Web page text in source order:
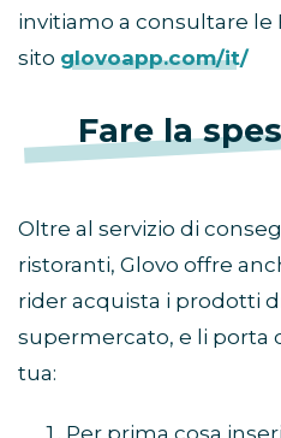
invitiamo a consultare le
sito glovoapp.com/it/
Fare la
Oltre al servizio di
ristoranti, Glovo offre
rider acquista i prodotti
supermercato, e li porta
tua: